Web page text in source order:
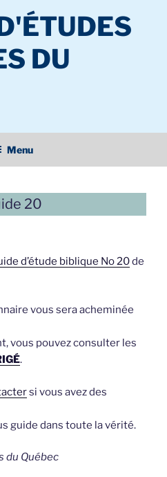
DU
Menu
20
d’étude biblique No 20de
vous sera acheminée
vous pouvez consulter les
.
si vous avez des
guide dans toute la vérité.
du Québec